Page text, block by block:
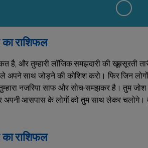
राशिफल
है, और तुम्हारी लॉजिक समझदारी की खूबसूरती
अपने साथ जोड़ने की कोशिश करो। फिर जिन
नजरिया साफ और सोच-समझकर है। तुम
आसपास के लोगों को तुम साथ लेकर चलोगे।
राशिफल